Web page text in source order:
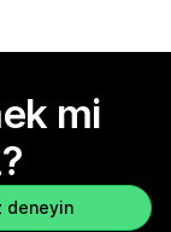
mi
deneyin